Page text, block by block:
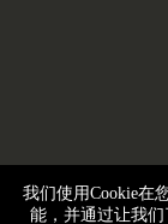
我们使用Cookie在
能，并通过让我